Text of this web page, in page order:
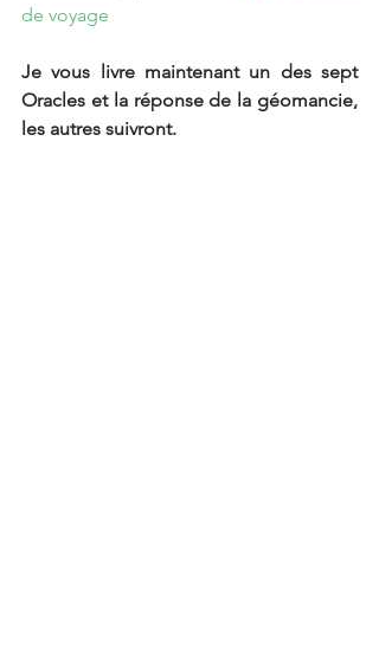
de voyage
Je vous livre maintenant un des sept
Oracles et la réponse de la géomancie,
les autres suivront.